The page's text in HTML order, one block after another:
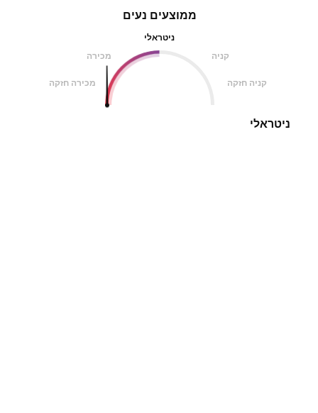
ממוצעים נעים
ניטראלי
מכירה
קניה
מכירה חזקה קניה חזקה
ניטראלי